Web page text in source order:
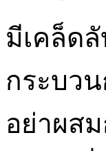
มีเคล็ด
กระบว
อย่าผส